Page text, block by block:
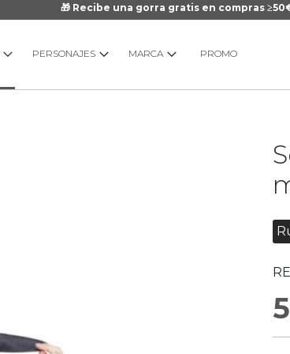
🎁 Recibe una gorra gratis en compras
PERSONAJES MARCA PROMO
galería